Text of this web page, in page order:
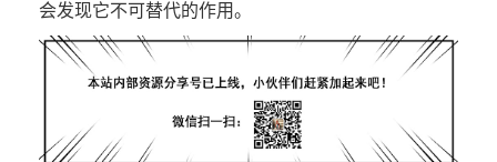
会发现它不可替代的作用。